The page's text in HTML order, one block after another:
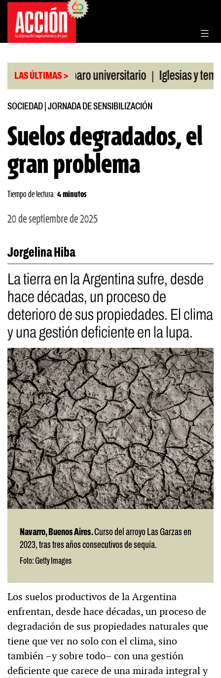
Saltar
contenido
LAS ÚLTIMAS >
CGT al paro universitario | Iglesias y templos
SOCIEDAD JORNADA DE SENSIBILIZACIÓN
Suelos degradados, el
gran problema
Tiempo de lectura: 4 minutos
20 de septiembre de 2025
Jorgelina Hiba
La tierra en la Argentina sufre, desde
hace décadas, un proceso de
deterioro de sus propiedades. El clima
y una gestión deficiente en la lupa.
Navarro, Buenos Aires.Curso del arroyo Las Garzas en
2023, tras tres años consecutivos de sequía.
Foto: Getty Images
Los suelos productivos de la Argentina
enfrentan, desde hace décadas, un proceso de
degradación de sus propiedades naturales que
tiene que ver no solo con el clima, sino
también –y sobre todo– con una gestión
deficiente que carece de una mirada integral y